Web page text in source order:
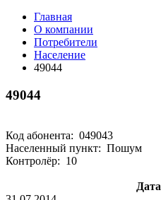
Главная
О компании
Потребители
Население
49044
49044
Код абонента: 049043
Населенный пункт: Пошум
Контролёр: 10
Дата